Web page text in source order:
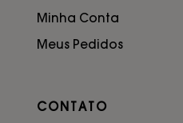
Minha Conta
Meus Pedidos
CONTATO